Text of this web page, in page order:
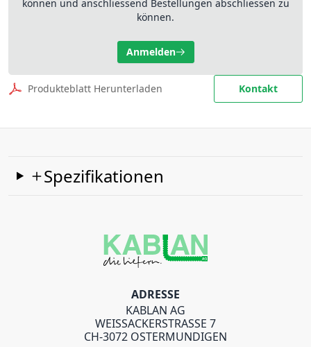
können und anschliessend Bestellungen abschliessen zu
können.
Anmelden
Produkteblatt Herunterladen Kontakt
Spezifikationen
ADRESSE
KABLAN AG
WEISSACKERSTRASSE 7
CH-3072 OSTERMUNDIGEN